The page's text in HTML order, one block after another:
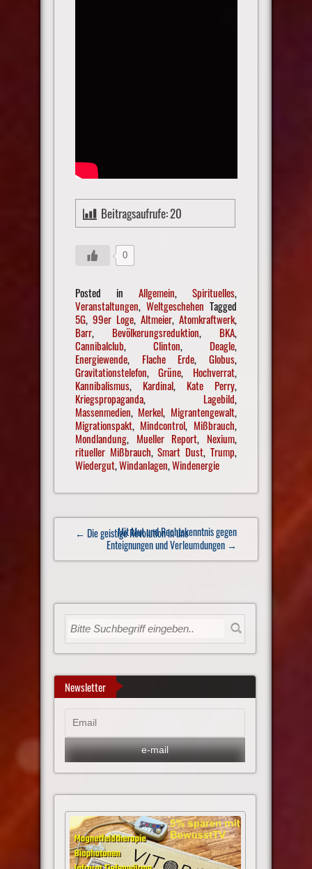
Beitragsaufrufe:20
0
Posted inAllgemein,Spirituelles,
Veranstaltungen, Weltgeschehen Tagged
5G, 99er Loge,Altmeier,Atomkraftwerk,
Barr, Bevölkerungsreduktion, BKA,
Cannibalclub, Clinton, Deagle,
Energiewende, Flache Erde,Globus,
Gravitationstelefon,Grüne, Hochverrat,
Kannibalismus, Kardinal, Kate Perry,
Kriegspropaganda, Lagebild,
Massenmedien, Merkel, Migrantengewalt,
Migrationspakt, Mindcontrol, Mißbrauch,
Mondlandung, Mueller Report, Nexium,
ritueller Mißbrauch,Smart Dust,Trump,
Wiedergut,Windanlagen,Windenergie
Post
navigation
← Die geistige Revolution in uns
Mit Mut und Rechtskenntnis gegen
Enteignungen und Verleumdungen →
Newsletter